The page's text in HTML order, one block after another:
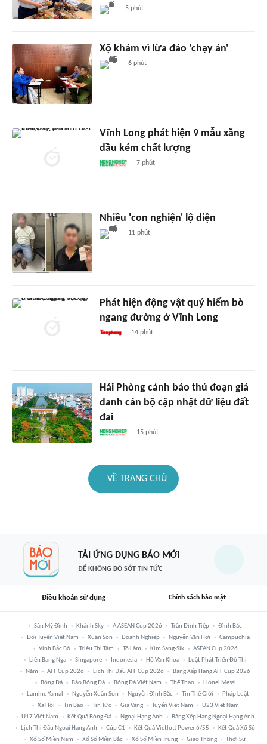
5 phút
Xộ khám vì lừa đảo 'chạy án'
6 phút
Vĩnh Long phát hiện 9 mẫu xăng
dầu kém chất lượng
7 phút
Nhiều 'con nghiện' lộ diện
11 phút
Phát hiện động vật quý hiếm bò
ngang đường ở Vĩnh Long
14 phút
Hải Phòng cảnh báo thủ đoạn giả
danh cán bộ cập nhật dữ liệu đất
đai
15 phút
VỀ TRANG CHỦ
TẢI ỨNG DỤNG BÁO MỚI
ĐỂ KHÔNG BỎ SÓT TIN TỨC
Điều khoản sử dụng Chính sách bảo mật
Sân Mỹ Đình Khánh Sky A ASEAN Cup 2026 Trần Đình Tiệp
Đình Bắc
Đội Tuyển Việt Nam
Xuân Son Doanh Nghiệp Nguyễn Văn Hợi
Campuchia
Vịnh Bắc Bộ
Triệu Thị Tâm Tô Lâm Kim Sang-Sik
ASEAN Cup 2026
Liên Bang Nga
Singapore Indonesia Hồ Văn Khoa
Luật Phát Triển Đô Thị
Năm
AFF Cup 2026 Lịch Thi Đấu AFF Cup 2026
Bảng Xếp Hạng AFF Cup 2026
Bóng Đá
Báo Bóng Đá Bóng Đá Việt Nam Thể Thao
Lionel Messi
Lamine Yamal
Nguyễn Xuân Son Nguyễn Đình Bắc Tin Thế Giới
Pháp Luật
Xã Hội
Tin Bão Tin Tức Giá Vàng Tuyển Việt Nam
U23 Việt Nam
U17 Việt Nam
Kết Quả Bóng Đá Ngoại Hạng Anh
Bảng Xếp Hạng Ngoại Hạng Anh
Lịch Thi Đấu Ngoại Hạng Anh
Cúp C1 Kết Quả Vietlott Power 6/55
Kết Quả Xổ Số
Xổ Số Miền Nam
Xổ Số Miền Bắc Xổ Số Miền Trung Giao Thông Thời Sự